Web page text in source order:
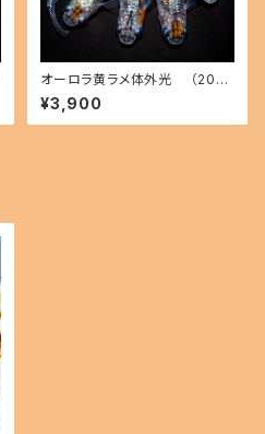
オーロラ黄ラメ体外光 （2026
年産まれ） オス2 メス4(現物出
品) ikahoff C-0804-51547-
a
¥3,900